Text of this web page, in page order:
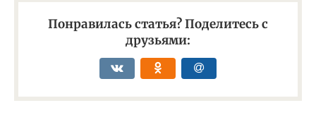
Понравилась статья? Поделитесь с
друзьями: